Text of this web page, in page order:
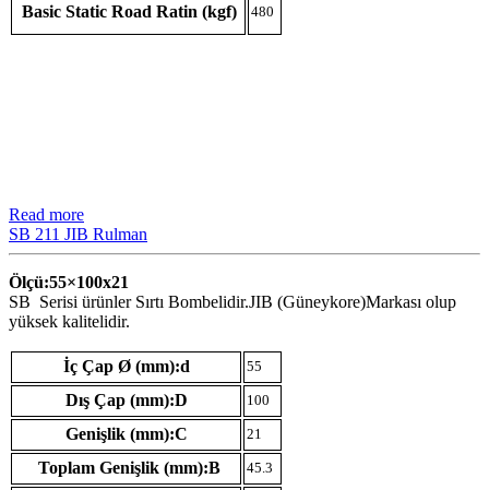
Basic Static Road Ratin (kgf) 480
Read more
SB 211 JIB Rulman
Ölçü:55×100x21
SB Serisi ürünler Sırtı Bombelidir.JIB (Güneykore)Markası olup
yüksek kalitelidir.
İç Çap Ø (mm):d 55
Dış Çap (mm):D 100
Genişlik (mm):C 21
Toplam Genişlik (mm):B 45.3